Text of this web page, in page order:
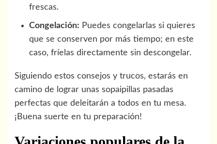
frescas.
Congelación: Puedes congelarlas si quieres
que se conserven por más tiempo; en este
caso, fríelas directamente sin descongelar.
Siguiendo estos consejos y trucos, estarás en
camino de lograr unas sopaipillas pasadas
perfectas que deleitarán a todos en tu mesa.
¡Buena suerte en tu preparación!